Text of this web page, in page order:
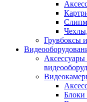
Грувбоксы
Блоки